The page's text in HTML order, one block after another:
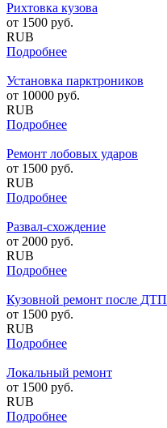
Рихтовка кузова
от 1500 руб.
RUB
Подробнее
Установка парктроников
от 10000 руб.
RUB
Подробнее
Ремонт лобовых ударов
от 1500 руб.
RUB
Подробнее
Развал-схождение
от 2000 руб.
RUB
Подробнее
Кузовной ремонт после ДТП
от 1500 руб.
RUB
Подробнее
Локальный ремонт
от 1500 руб.
RUB
Подробнее